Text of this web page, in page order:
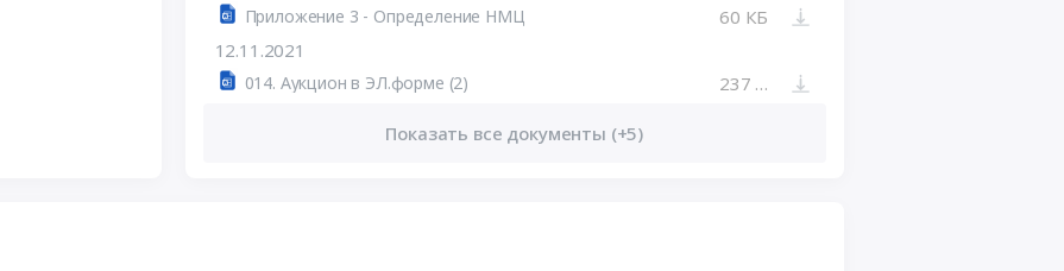
Приложение 3 - Определение НМЦ
60 КБ
12.11.2021
014. Аукцион в ЭЛ.форме (2) 237 КБ
Показать все документы (+5)